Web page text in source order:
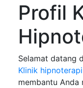
Profil
Selamat datang
Klinik hipnoterapi
membantu Anda